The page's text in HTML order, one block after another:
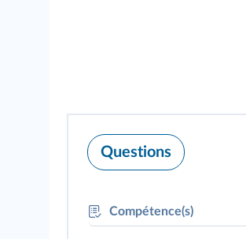
Questions
Compétence(s)